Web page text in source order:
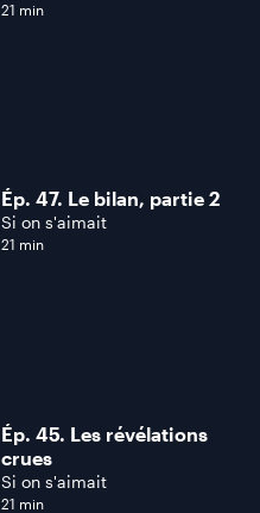
21 min
Ép. 47. Le bilan, partie 2
Si on s'aimait
21 min
Ép. 45. Les révélations
crues
Si on s'aimait
21 min